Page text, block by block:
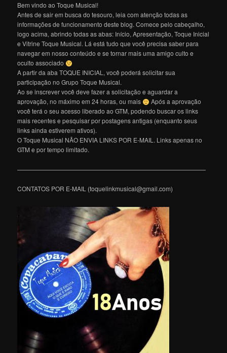
Bem vindo ao Toque Musical!
Antes de sair em busca do tesouro, leia com atenção todas as
informações de funcionamento deste blog. Comece pelo cabeçalho,
logo acima, abrindo todas as abas: Início, Apresentação, Toque Inicial
e Vitrine Toque Musical. Lá está tudo que você precisa saber para
navegar em nosso conteúdo e se tornar mais uma amigo culto e
oculto associado
A partir da aba TOQUE INICIAL, você poderá solicitar sua
participação no Grupo Toque Musical.
Ao se inscrever você deve fazer a solicitação e aguardar a
aprovação, no máximo em 24 horas, ou mais
Após a aprovação
você terá o seu acesso liberado ao GTM, podendo buscar os links
mais recentes e pesquisar por postagens antigas (enquanto seus
links ainda estiverem ativos).
O Toque Musical NÃO ENVIA LINKS POR E-MAIL. Links apenas no
GTM e por tempo limitado.
———————————————————————————————
CONTATOS POR E-MAIL (toquelinkmusical@gmail.com)